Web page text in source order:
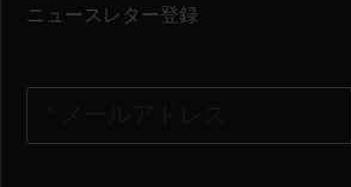
ニュースレター登録